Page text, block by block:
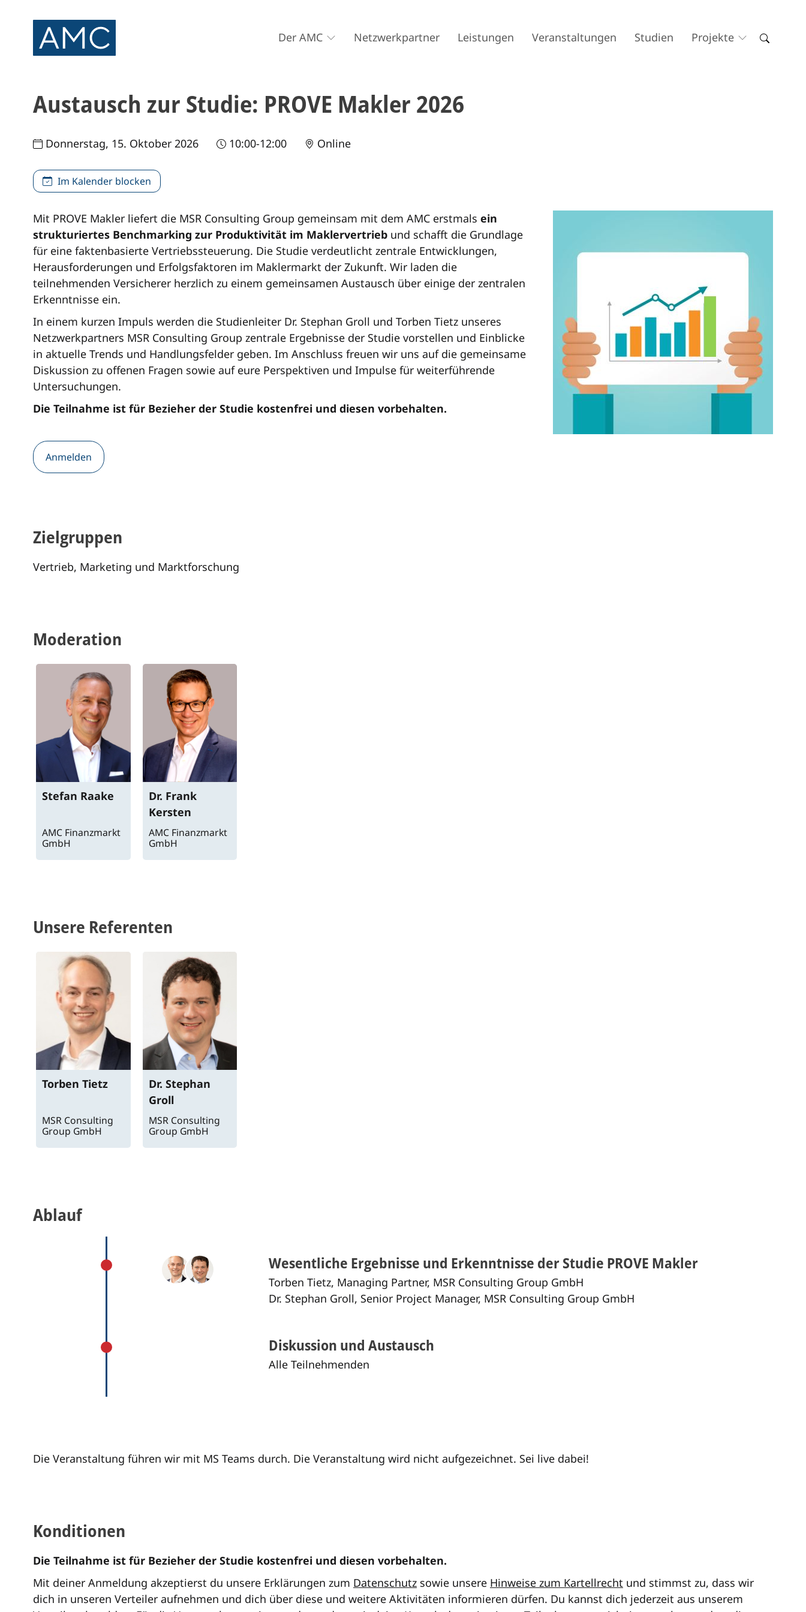
Der AMC Netzwerkpartner Leistungen Veranstaltungen Studien Projekte
Austausch zur Studie: PROVE Makler 2026
Donnerstag, 15. Oktober 2026 10:00-12:00 Online
Im Kalender blocken
Mit PROVE Makler liefert die MSR Consulting Group gemeinsam mit dem AMC erstmals ein
strukturiertes Benchmarking zur Produktivität im Maklervertrieb und schafft die Grundlage
für eine faktenbasierte Vertriebssteuerung. Die Studie verdeutlicht zentrale Entwicklungen,
Herausforderungen und Erfolgsfaktoren im Maklermarkt der Zukunft. Wir laden die
teilnehmenden Versicherer herzlich zu einem gemeinsamen Austausch über einige der zentralen
Erkenntnisse ein.
In einem kurzen Impuls werden die Studienleiter Dr. Stephan Groll und Torben Tietz unseres
Netzwerkpartners MSR Consulting Group zentrale Ergebnisse der Studie vorstellen und Einblicke
in aktuelle Trends und Handlungsfelder geben. Im Anschluss freuen wir uns auf die gemeinsame
Diskussion zu offenen Fragen sowie auf eure Perspektiven und Impulse für weiterführende
Untersuchungen.
Die Teilnahme ist für Bezieher der Studie kostenfrei und diesen vorbehalten.
Anmelden
Zielgruppen
Vertrieb, Marketing und Marktforschung
Moderation
Stefan Raake
AMC Finanzmarkt
GmbH
Dr. Frank
Kersten
AMC Finanzmarkt
GmbH
Unsere Referenten
Torben Tietz
MSR Consulting
Group GmbH
Dr. Stephan
Groll
MSR Consulting
Group GmbH
Ablauf
Wesentliche Ergebnisse und Erkenntnisse der Studie PROVE Makler
Torben Tietz, Managing Partner, MSR Consulting Group GmbH
Dr. Stephan Groll, Senior Project Manager, MSR Consulting Group GmbH
Diskussion und Austausch
Alle Teilnehmenden
Die Veranstaltung führen wir mit MS Teams durch. Die Veranstaltung wird nicht aufgezeichnet. Sei live dabei!
Konditionen
Die Teilnahme ist für Bezieher der Studie kostenfrei und diesen vorbehalten.
Mit deiner Anmeldung akzeptierst du unsere Erklärungen zum Datenschutz sowie unsere Hinweise zum Kartellrecht und stimmst zu, dass wir
dich in unseren Verteiler aufnehmen und dich über diese und weitere Aktivitäten informieren dürfen. Du kannst dich jederzeit aus unserem